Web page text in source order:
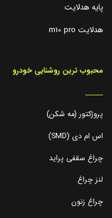
پایه هدلایت
هدلایت m10 pro
محبوب ترین روشنایی خودرو
_____
پروژکتور (مه شکن)
اس ام دی (SMD)
چراغ سقفی پراید
لنز چراغ
چراغ زنون